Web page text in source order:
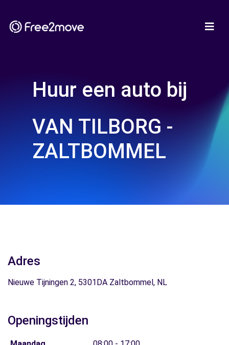
Huur een auto bij
VAN TILBORG -
ZALTBOMMEL
Adres
Nieuwe Tijningen 2, 5301DA Zaltbommel, NL
Openingstijden